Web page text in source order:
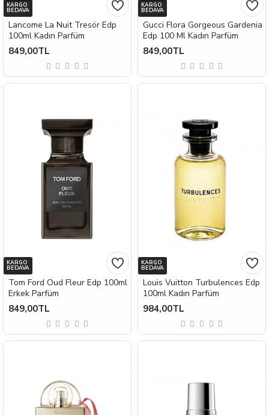
KARGO
BEDAVA
Lancome La Nuit Tresör Edp
100ml Kadın Parfüm
849,00TL
KARGO
BEDAVA
Gucci Flora Gorgeous Gardenia
Edp 100 Ml Kadın Parfüm
849,00TL
KARGO
BEDAVA
Tom Ford Oud Fleur Edp 100ml
Erkek Parfüm
849,00TL
KARGO
BEDAVA
Louis Vuitton Turbulences Edp
100ml Kadın Parfüm
984,00TL